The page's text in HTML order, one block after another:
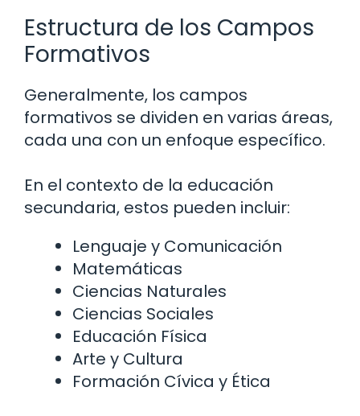
Estructura de los Campos
Formativos
Generalmente, los campos
formativos se dividen en varias áreas,
cada una con un enfoque específico.
En el contexto de la educación
secundaria, estos pueden incluir:
Lenguaje y Comunicación
Matemáticas
Ciencias Naturales
Ciencias Sociales
Educación Física
Arte y Cultura
Formación Cívica y Ética